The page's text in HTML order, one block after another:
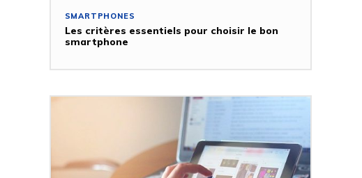
SMARTPHONES
Les critères essentiels pour choisir le bon
smartphone